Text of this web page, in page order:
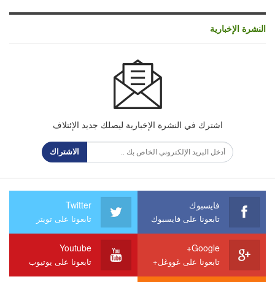
النشرة الإخبارية
اشترك في النشرة الإخبارية ليصلك جديد الإئتلاف
الاشتراك
فايسبوك
تابعونا على فايسبوك
Twitter
تابعونا على تويتر
Google+
تابعونا على غووغل+
Youtube
تابعونا على يوتيوب